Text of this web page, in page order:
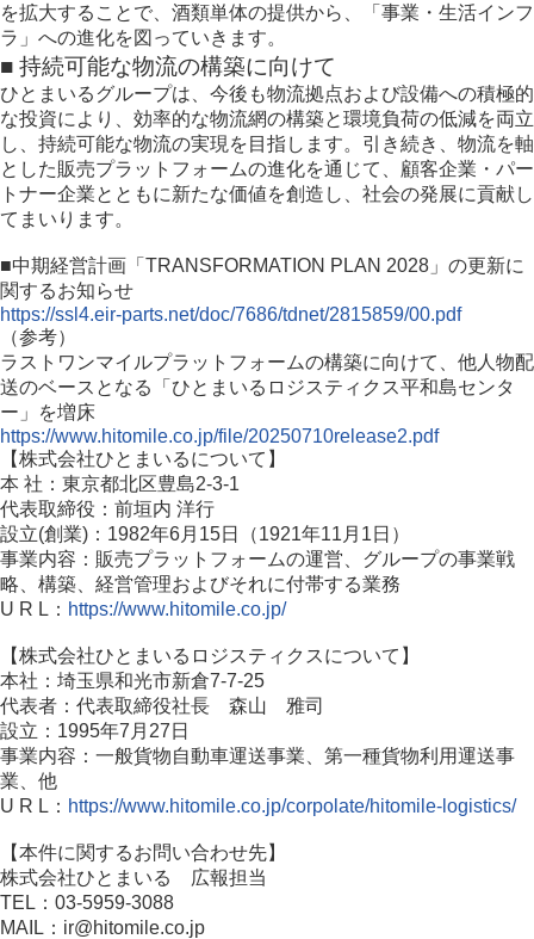
を拡大することで、酒類単体の提供から、「事業・生活インフ
ラ」への進化を図っていきます。
■ 持続可能な物流の構築に向けて
ひとまいるグループは、今後も物流拠点および設備への積極的
な投資により、効率的な物流網の構築と環境負荷の低減を両立
し、持続可能な物流の実現を目指します。引き続き、物流を軸
とした販売プラットフォームの進化を通じて、顧客企業・パー
トナー企業とともに新たな価値を創造し、社会の発展に貢献し
てまいります。
■中期経営計画「TRANSFORMATION PLAN 2028」の更新に
関するお知らせ
https://ssl4.eir-parts.net/doc/7686/tdnet/2815859/00.pdf
（参考）
ラストワンマイルプラットフォームの構築に向けて、他人物配
送のベースとなる「ひとまいるロジスティクス平和島センタ
ー」を増床
https://www.hitomile.co.jp/file/20250710release2.pdf
【株式会社ひとまいるについて】
本 社：東京都北区豊島2-3-1
代表取締役：前垣内 洋行
設立(創業)：1982年6月15日（1921年11月1日）
事業内容：販売プラットフォームの運営、グループの事業戦
略、構築、経営管理およびそれに付帯する業務
U R L： https://www.hitomile.co.jp/
【株式会社ひとまいるロジスティクスについて】
本社：埼玉県和光市新倉7-7-25
代表者：代表取締役社長 森山 雅司
設立：1995年7月27日
事業内容：一般貨物自動車運送事業、第一種貨物利用運送事
業、他
U R L： https://www.hitomile.co.jp/corpolate/hitomile-logistics/
【本件に関するお問い合わせ先】
株式会社ひとまいる 広報担当
TEL：03-5959-3088
MAIL：ir@hitomile.co.jp